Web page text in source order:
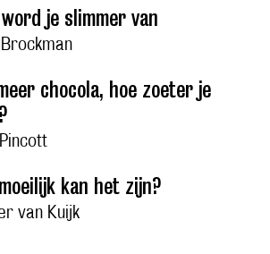
je slimmer van
chocola, hoe zoeter je
kan het zijn?
van Kuijk